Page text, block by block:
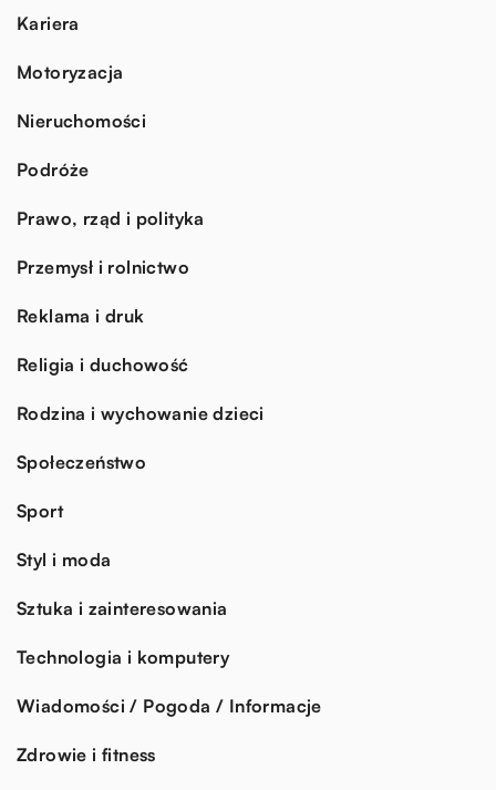
Kariera
Motoryzacja
Nieruchomości
Podróże
Prawo, rząd i polityka
Przemysł i rolnictwo
Reklama i druk
Religia i duchowość
Rodzina i wychowanie dzieci
Społeczeństwo
Sport
Styl i moda
Sztuka i zainteresowania
Technologia i komputery
Wiadomości / Pogoda / Informacje
Zdrowie i fitness